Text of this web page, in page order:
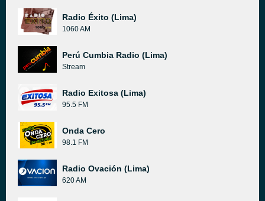
Radio Éxito (Lima)
1060 AM
Perú Cumbia Radio (Lima)
Stream
Radio Exitosa (Lima)
95.5 FM
Onda Cero
98.1 FM
Radio Ovación (Lima)
620 AM